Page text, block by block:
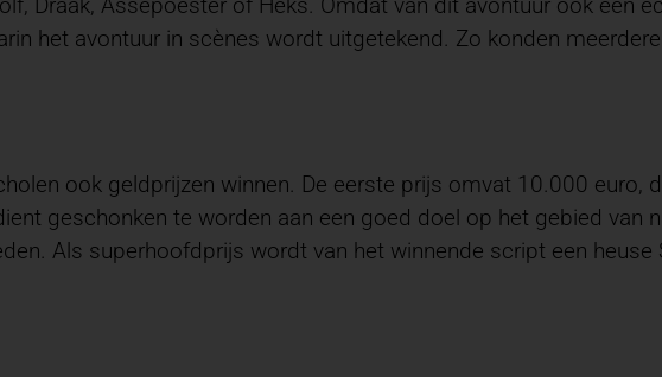
Draak, Assepoester of Heks. Omdat van dit avontuur ook een
het avontuur in scènes wordt uitgetekend. Zo konden
ook geldprijzen winnen. De eerste prijs omvat 10.000 euro,
geschonken te worden aan een goed doel op het gebied van
Als superhoofdprijs wordt van het winnende script een